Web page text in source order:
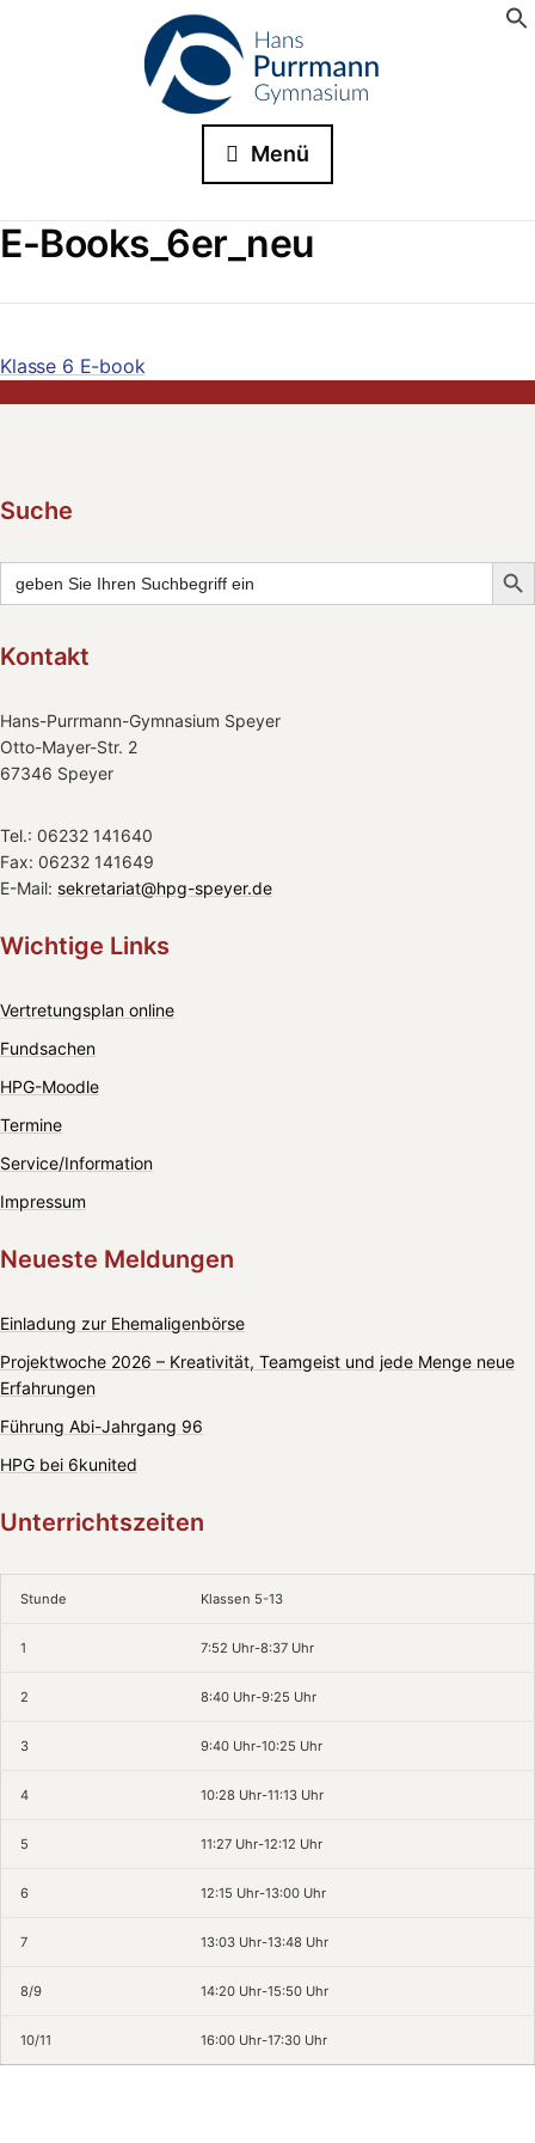
Menü
E-Books_6er_neu
Klasse 6 E-book
Suche
Search
for:
Kontakt
Hans-Purrmann-Gymnasium Speyer
Otto-Mayer-Str. 2
67346 Speyer
Tel.: 06232 141640
Fax: 06232 141649
E-Mail: sekretariat@hpg-speyer.de
Wichtige Links
Vertretungsplan online
Fundsachen
HPG-Moodle
Termine
Service/Information
Impressum
Neueste Meldungen
Einladung zur Ehemaligenbörse
Projektwoche 2026 – Kreativität, Teamgeist und jede Menge neue
Erfahrungen
Führung Abi-Jahrgang 96
HPG bei 6kunited
Unterrichtszeiten
Stunde Klassen 5-13
1 7:52 Uhr-8:37 Uhr
2 8:40 Uhr-9:25 Uhr
3 9:40 Uhr-10:25 Uhr
4 10:28 Uhr-11:13 Uhr
5 11:27 Uhr-12:12 Uhr
6 12:15 Uhr-13:00 Uhr
7 13:03 Uhr-13:48 Uhr
8/9 14:20 Uhr-15:50 Uhr
10/11 16:00 Uhr-17:30 Uhr